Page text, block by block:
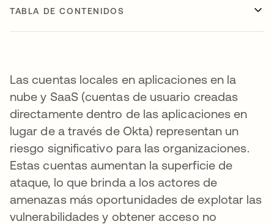
TABLA DE CONTENIDOS
Las cuentas locales en aplicaciones en la
nube y SaaS (cuentas de usuario creadas
directamente dentro de las aplicaciones en
lugar de a través de Okta) representan un
riesgo significativo para las organizaciones.
Estas cuentas aumentan la superficie de
ataque, lo que brinda a los actores de
amenazas más oportunidades de explotar las
vulnerabilidades y obtener acceso no